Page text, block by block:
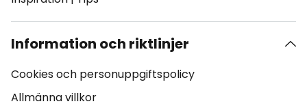
Information och riktlinjer
Cookies och personuppgiftspolicy
Allmänna villkor